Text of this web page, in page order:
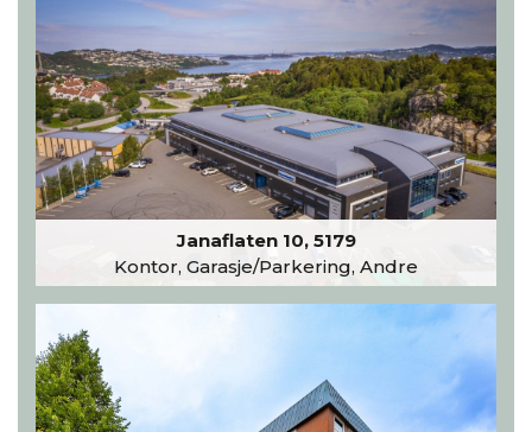
Janaflaten 10, 5179
Kontor, Garasje/Parkering, Andre